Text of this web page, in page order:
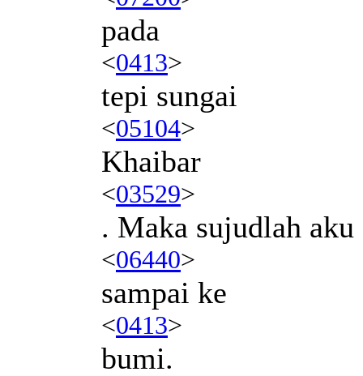
pada
<0413>
tepi sungai
<05104>
Khaibar
<03529>
. Maka sujudlah
<06440>
sampai ke
<0413>
bumi.